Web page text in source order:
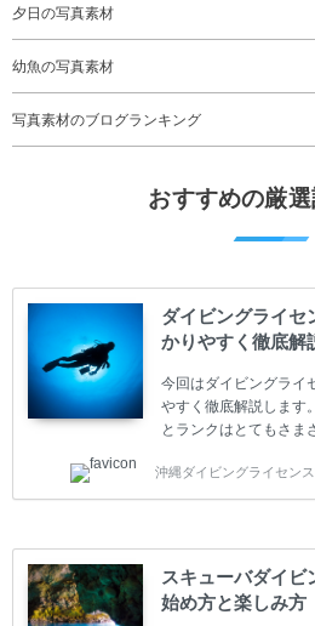
夕日の写真素材
幼魚の写真素材
写真素材のブログランキング
おすすめの厳
ダイビングライセ
かりやすく徹底解
今回はダイビングライ
やすく徹底解説します
とランクはとてもさま
す。 ダイビングのラ
育機関もしくは指導団
ダイバーの育成・指導
動をしています。 ダイ
トリーレベルのライセ
スまでランク分けされ
沖縄ダイビングライセン
スキューバダイビ
始め方と楽しみ方